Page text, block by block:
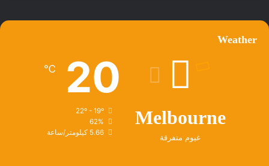
Weather
Melbourne
غيوم متفرقة
20
℃
22º - 19º
62%
5.66 كيلومتر/ساعة